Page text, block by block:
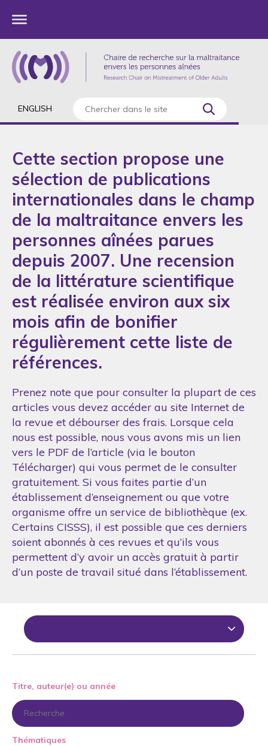
ENGLISH
Cette section propose une
sélection de publications
internationales dans le champ
de la maltraitance envers les
personnes aînées parues
depuis 2007. Une recension
de la littérature scientifique
est réalisée environ aux six
mois afin de bonifier
régulièrement cette liste de
références.
Prenez note que pour consulter la plupart de ces
articles vous devez accéder au site Internet de
la revue et débourser des frais. Lorsque cela
nous est possible, nous vous avons mis un lien
vers le PDF de l’article (via le bouton
Télécharger) qui vous permet de le consulter
gratuitement. Si vous faites partie d’un
établissement d’enseignement ou que votre
organisme offre un service de bibliothèque (ex.
Certains CISSS), il est possible que ces derniers
soient abonnés à ces revues et qu’ils vous
permettent d’y avoir un accès gratuit à partir
d’un poste de travail situé dans l’établissement.
Titre, auteur(e) ou année
Thématiques